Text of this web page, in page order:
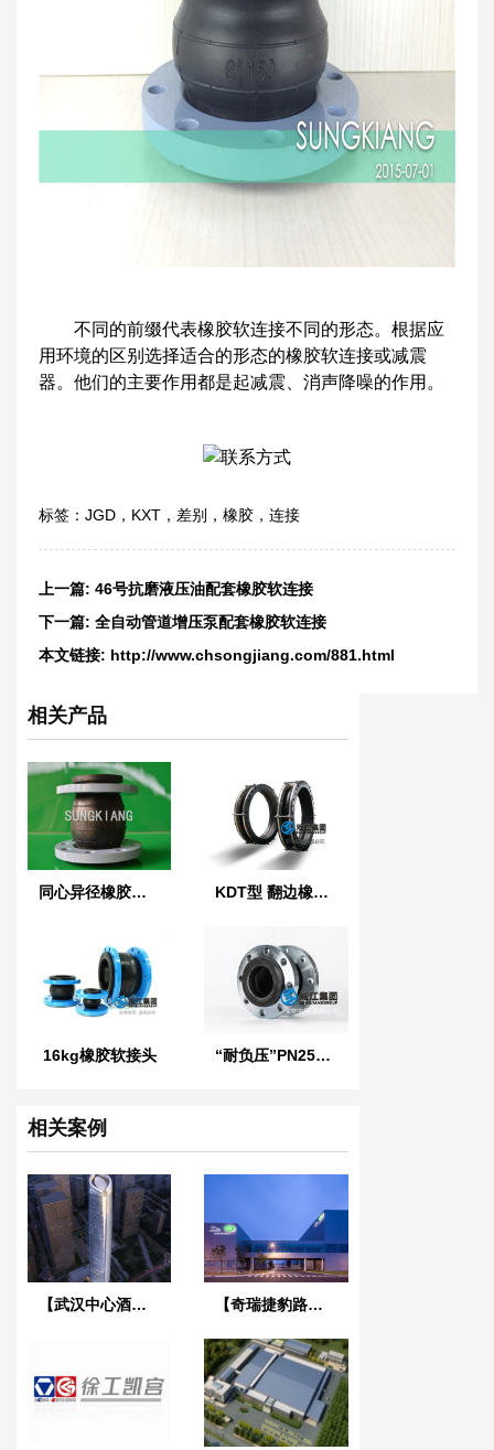
不同的前缀代表橡胶软连接不同的形态。根据应
用环境的区别选择适合的形态的橡胶软连接或减震
器。他们的主要作用都是起减震、消声降噪的作用。
标签： JGD ， KXT ， 差别 ， 橡胶 ， 连接
上一篇: 46号抗磨液压油配套橡胶软连接
下一篇: 全自动管道增压泵配套橡胶软连接
本文链接: http://www.chsongjiang.com/881.html
相关产品
同心异径橡胶软接头 KDT型 翻边橡胶接头
16kg橡胶软接头 “耐负压”PN25橡胶接头
相关案例
【武汉中心酒店项目】弹簧减震器合同 【奇瑞捷豹路虎常熟工厂】采用上海淞江不锈钢金属软接头